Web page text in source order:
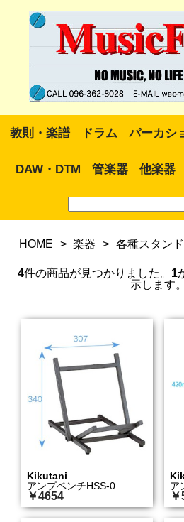
教則・楽譜 ドラム パーカシ
DAW・DTM 管楽器 他楽器
HOME > 楽器 > 各種スタン
4件の商品が見つかりました。 1
示します。
Kikutani
アンプベンチHSS-0
￥4654
ア